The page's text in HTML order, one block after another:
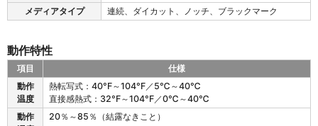
メ
デ
ア
特
メディアタイプ
連続、ダイカット、ノッチ、ブラックマーク
動作特性
6
項目
仕様
動作
温度
熱転写式：40°F～104°F／5℃～40℃
直接感熱式：32°F～104°F／0℃～40℃
動作
20％～85％（結露なきこと）